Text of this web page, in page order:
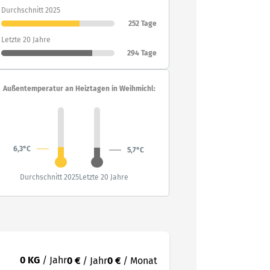
Durchschnitt 2025
252 Tage
Letzte 20 Jahre
294 Tage
Außentemperatur an Heiztagen in Weihmichl:
6,3°C 5,7°C
Durchschnitt 2025Letzte 20 Jahre
0 KG / Jahr0 € / Jahr0 € / Monat